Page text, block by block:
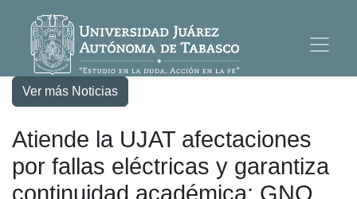
Ver más Noticias
Atiende la UJAT afectaciones
por fallas eléctricas y garantiza
continuidad académica: GNO